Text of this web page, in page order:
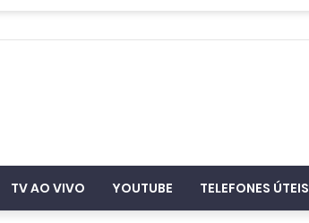
TV AO VIVO YOUTUBE TELEFONES ÚTEIS